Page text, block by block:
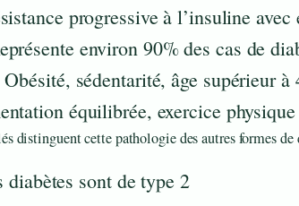
progressive à l’insuline
environ 90% des cas de
Obésité, sédentarité, âge supérieur à
équilibrée, exercice
distinguent cette pathologie des autres formes de
diabètes sont de type 2